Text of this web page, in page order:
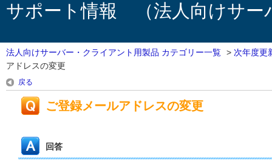
サポート情報 （法人向けサー
法人向けサーバー・クライアント用製品 カテゴリー一覧 > 次年度更
アドレスの変更
戻る
ご登録メールアドレスの変更
回答